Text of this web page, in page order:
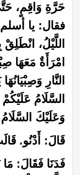
حَرَّةِ وَاقِمٍ،
فقال: يا
اللَّيْلُ، انْطَلِقْ
امْرَأَةٌ مَعَهَا
النَّارِ
السَّلَامُ
وَعَلَيْكَ السَّلَامُ
قَالَ: أَدْنُو.
فَدَنَا فَقَالَ: